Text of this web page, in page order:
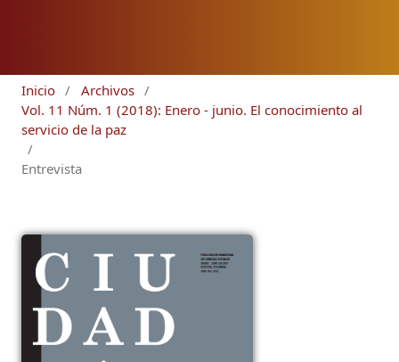
Inicio / Archivos /
Vol. 11 Núm. 1 (2018): Enero - junio. El conocimiento al
servicio de la paz
/
Entrevista